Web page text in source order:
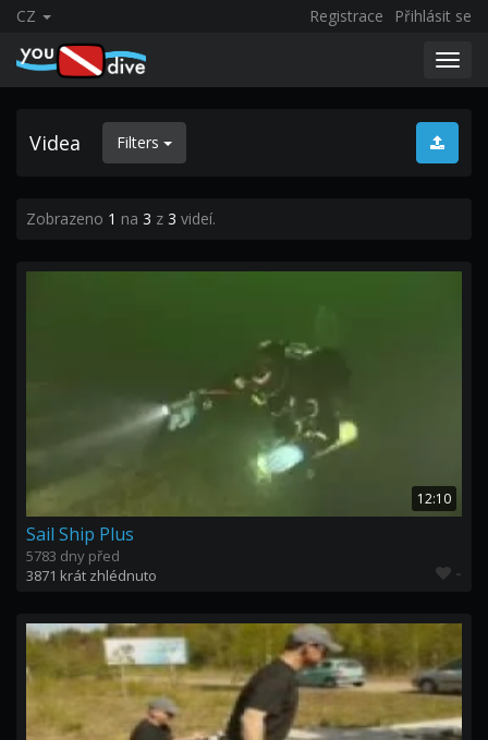
CZ Registrace Přihlásit se
Videa Filters
Zobrazeno 1 na 3 z 3 videí.
12:10
Sail Ship Plus
5783 dny před
3871 krát zhlédnuto
-